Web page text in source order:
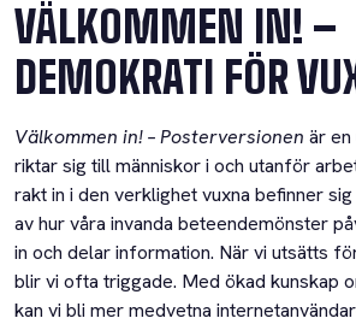
VÄLKOMMEN IN! –
DEMOKRATI FÖR
Välkommen in! – Posterversionen är
riktar sig till människor i och utanför
rakt in i den verklighet vuxna befinner
av hur våra invanda beteendemönster
in och delar information. När vi utsätts
blir vi ofta triggade. Med ökad kunskap
kan vi bli mer medvetna